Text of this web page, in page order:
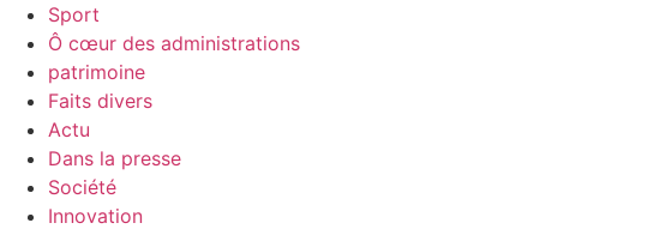
Sport
Ô cœur des administrations
patrimoine
Faits divers
Actu
Dans la presse
Société
Innovation